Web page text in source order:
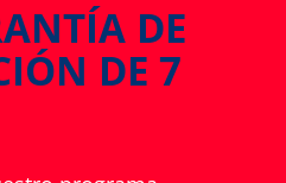
DE
DE 7